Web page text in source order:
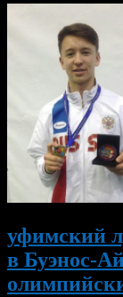
уфимский
в Буэнос-